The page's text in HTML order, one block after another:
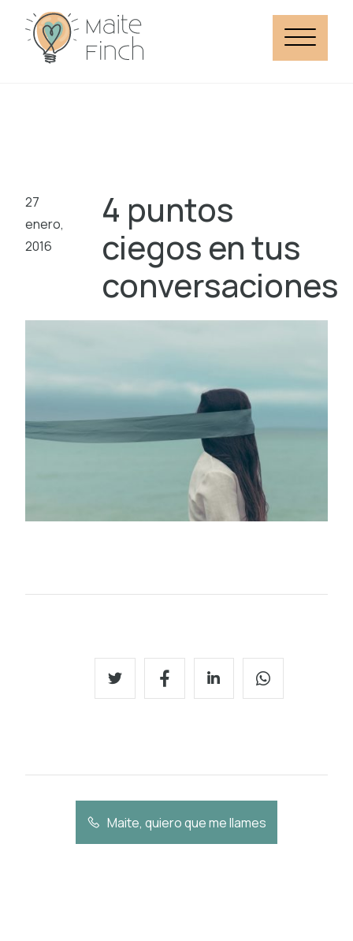
27
enero,
2016
4 puntos
ciegos en tus
conversaciones
Maite, quiero que me llames